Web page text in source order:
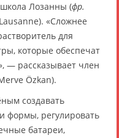
Лозанны (фр.
«Сложнее
для
которые обеспечат
— рассказывает член
Özkan).
создавать
формы, регулировать
батареи,